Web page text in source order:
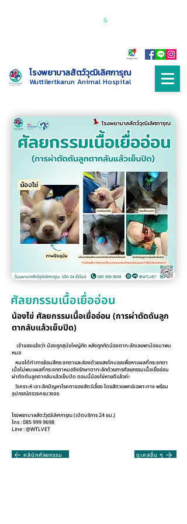
โรงพยาบาลสัตว์วุฒิเลิศการุณ
Wuttilertkarun Animal Hospital
ศัลยกรรมเนื้อเยื่ออ่อน
น้องไข่ ศัลยกรรมเนื้อเยื่ออ่อน (การผ่าตัดดันลูก
ตากลับแล้วเย็บปิด)
เจ้าของแจ้งว่า น้องถูกสุนัขใหญ่กัด หลังถูกกัดน้องตาทะลักเลยพาน้องมาพบ
หมอ
หมอได้ทำการย้อมสีกระจกตาและส่องด้วยแสงโคบอลเพื่อหาแผลที่กระจกตา
เมื่อไม่พบแผลที่กระจกตาหมอจึงรักษาตาทะลักด้วยการศัลยกรรมเนื้อเยื่ออ่อน
ผ่าตัดดันลูกตากลับแล้วเย็บปิด ตอนนี้น้องไข่หายดีแล้วค่ะ
วิเคราะห์ เจาะลึกปัญหาโรคตาของสัตว์เลี้ยง โดยสัตวแพทย์เฉพาะทาง พร้อม
อุปกรณ์ตรวจครบวงจร
โรงพยาบาลสัตว์วุฒิเลิศการุณ (เปิดบริการ 24 ชม.)
โทร :085 999 9698
Line : @WTLVET
คลินิกศัลยกรรม ดูเคสอื่น ๆ